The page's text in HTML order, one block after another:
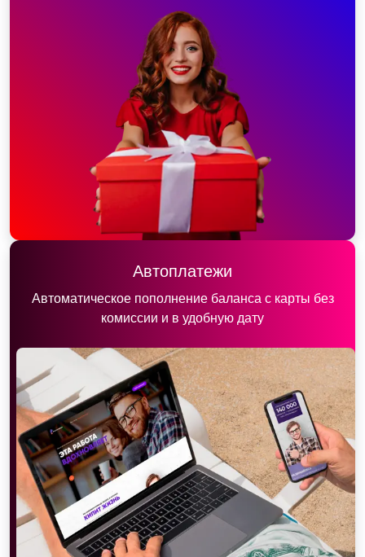
Автоплатежи
Автоматическое пополнение баланса с карты без
комиссии и в удобную дату